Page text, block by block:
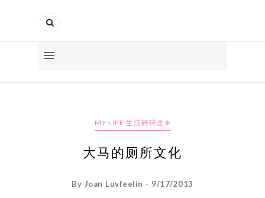
MY LIFE 生活碎碎念❄
大马的厕所文化
By Joan Luvfeelin - 9/17/2013